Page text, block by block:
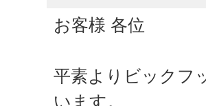
お客様 各位
平素よりビックフ
います。